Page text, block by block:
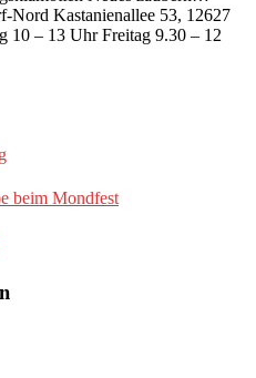
Nord Kastanienallee 53, 12627
10 – 13 Uhr Freitag 9.30 – 12
beim Mondfest